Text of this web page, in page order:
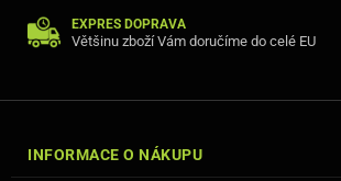
EXPRES DOPRAVA
Většinu zboží Vám doručíme do celé EU
INFORMACE O NÁKUPU